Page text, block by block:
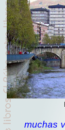
muchas